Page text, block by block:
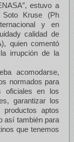
estuvo a
Kruse (Ph
y en
calidad de
quien comentó
irrupción de la
acomodarse,
normados para
oficiales en los
garantizar los
aptos
así también para
que tenemos